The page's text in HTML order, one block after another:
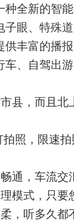
全新的智
眼、特殊
丰富的播
、自驾出
县，而且
照，限速
通，车流
模式，只
，听多久都